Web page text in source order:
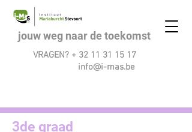
jouw weg naar de toekomst
VRAGEN? + 32 11 31 15 17
info@i-mas.be
3de graad